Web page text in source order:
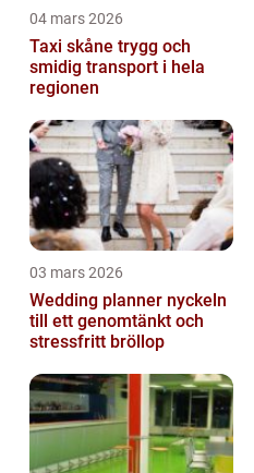
04 mars 2026
Taxi skåne trygg och
smidig transport i hela
regionen
03 mars 2026
Wedding planner nyckeln
till ett genomtänkt och
stressfritt bröllop